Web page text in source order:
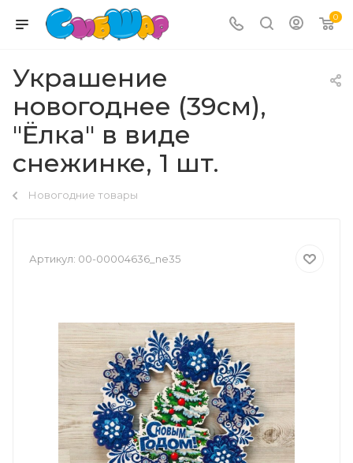
0
Украшение
новогоднее (39см),
"Ёлка" в виде
снежинке, 1 шт.
Новогодние товары
Артикул: 00-00004636_ne35